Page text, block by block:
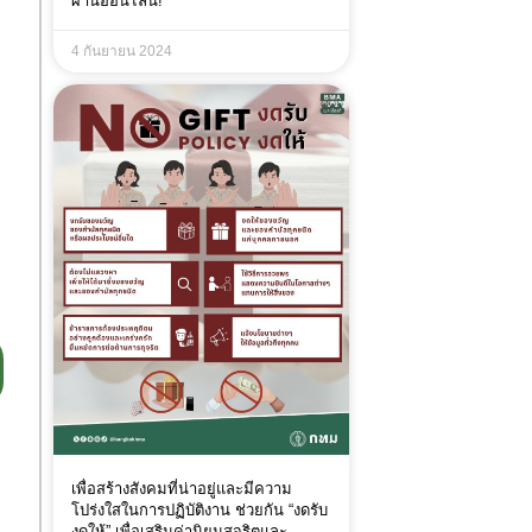
4 กันยายน 2024
เพื่อสร้างสังคมที่น่าอยู่และมีความ
โปร่งใสในการปฏิบัติงาน ช่วยกัน “งดรับ